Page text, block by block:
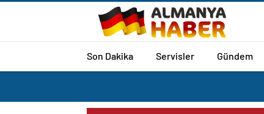
Son Dakika Servisler Gündem